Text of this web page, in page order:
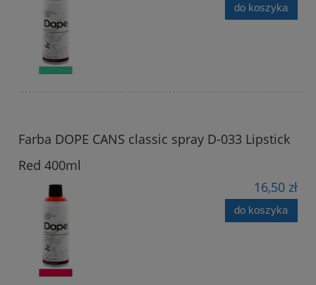
do koszyka
Farba DOPE CANS classic spray D-033 Lipstick
Red 400ml
16,50 zł
do koszyka